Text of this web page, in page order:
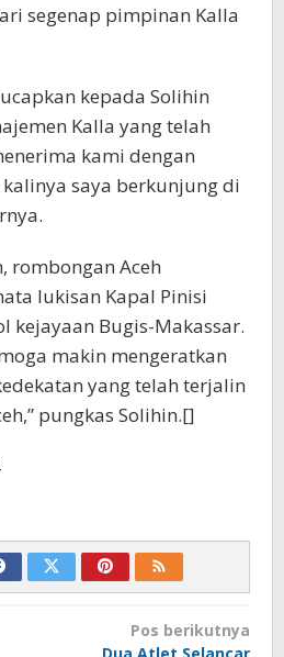
segenap pimpinan Kalla
kepada Solihin
Kalla yang telah
kami dengan
saya berkunjung di
rombongan Aceh
lukisan Kapal Pinisi
kejayaan Bugis-Makassar.
makin mengeratkan
yang telah terjalin
pungkas Solihin.[]
Pos berikutnya
Dua Atlet Selancar